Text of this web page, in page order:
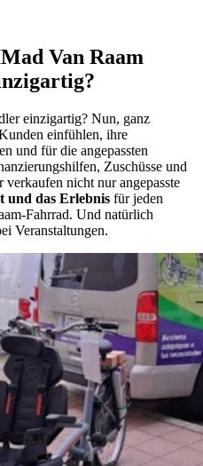
Van Raam
einzigartig? Nun, ganz
einfühlen, ihre
und für die angepassten
Zuschüsse und
verkaufen nicht nur angepasste
und das Erlebnis für jeden
Fahrrad. Und natürlich
Veranstaltungen.